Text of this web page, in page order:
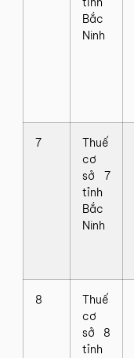
Bắc
Ninh
7
Thuế
cơ
sở 7
tỉnh
Bắc
Ninh
8
Thuế
cơ
sở 8
tỉnh